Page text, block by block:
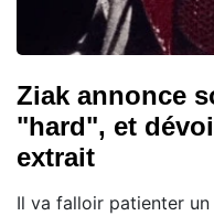
Ziak annonce
"hard", et
extrait
Il va falloir patienter